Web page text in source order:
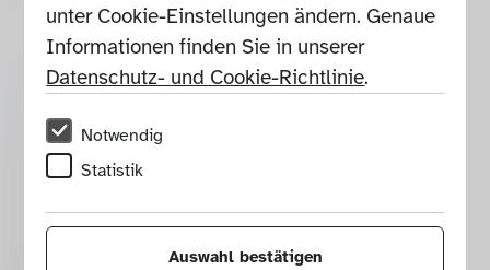
unter Cookie-Einstellungen ändern. Genaue
Informationen finden Sie in unserer
Datenschutz- und Cookie-Richtlinie.
Notwendig
Statistik
Auswahl bestätigen